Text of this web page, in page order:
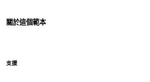
關於這個範本
支援